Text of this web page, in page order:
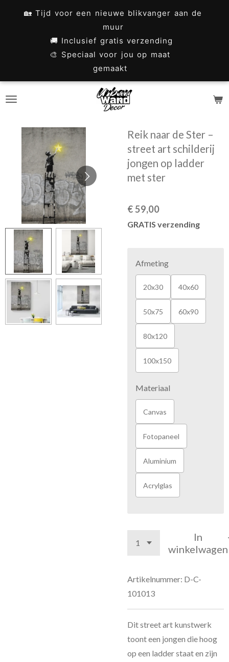
🏡 Tijd voor een nieuwe blikvanger aan de
muur
🚚 Inclusief gratis verzending
🎨 Speciaal voor jou op maat
gemaakt
Reik naar de Ster –
street art schilderij
jongen op ladder
met ster
€ 59,00
GRATIS verzending
Afmeting
20x30 40x60
50x75 60x90
80x120
100x150
Materiaal
Canvas
Fotopaneel
Aluminium
Acrylglas
In
winkelwagen
Artikelnummer: D-C-
101013
Dit street art kunstwerk
toont een jongen die hoog
op een ladder staat en zijn